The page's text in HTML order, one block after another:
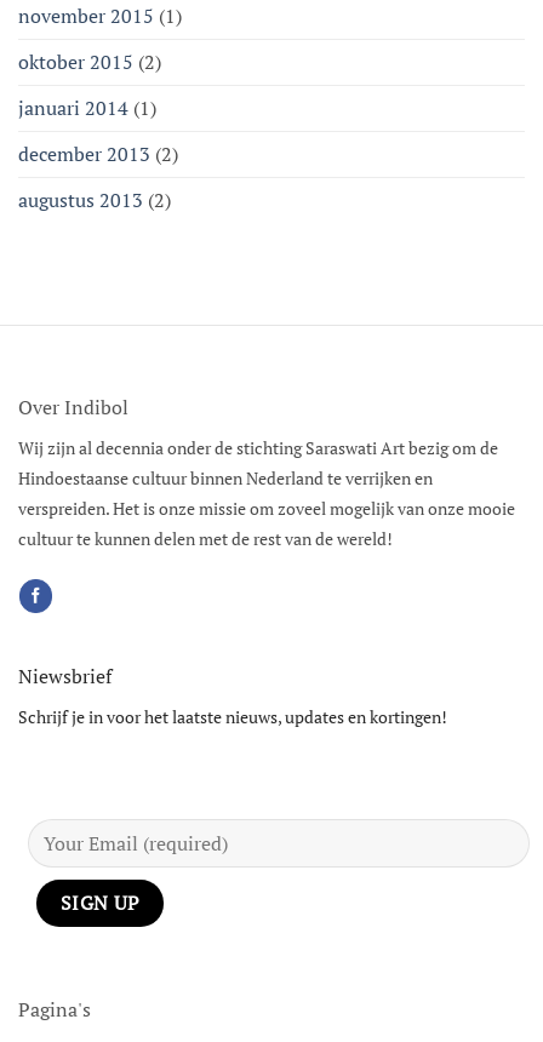
november 2015 (1)
oktober 2015 (2)
januari 2014 (1)
december 2013 (2)
augustus 2013 (2)
Over Indibol
Wij zijn al decennia onder de stichting Saraswati Art bezig om de
Hindoestaanse cultuur binnen Nederland te verrijken en
verspreiden. Het is onze missie om zoveel mogelijk van onze mooie
cultuur te kunnen delen met de rest van de wereld!
Pagina's
Niewsbrief
Schrijf je in voor het laatste nieuws, updates en kortingen!